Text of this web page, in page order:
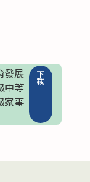
發展
中等
家事
下
載